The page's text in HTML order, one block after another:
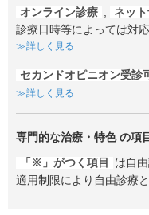
オンライン診療 , ネッ
診療日時等によっては対
詳しく見る
セカンドオピニオン受診
詳しく見る
専門的な治療・特色の項
「※」がつく項目
は自
適用制限により自由診療